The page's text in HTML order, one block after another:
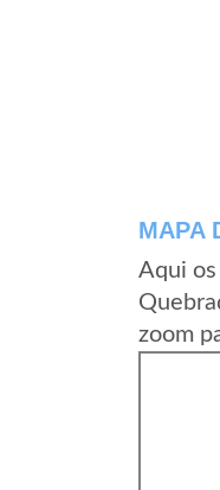
MAPA
Aqui
zoom